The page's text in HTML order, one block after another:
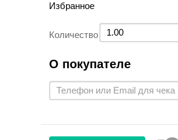
Избранное
Количество
О покупателе